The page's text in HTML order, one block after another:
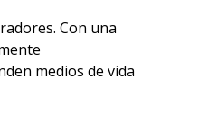
Con una
medios de vida